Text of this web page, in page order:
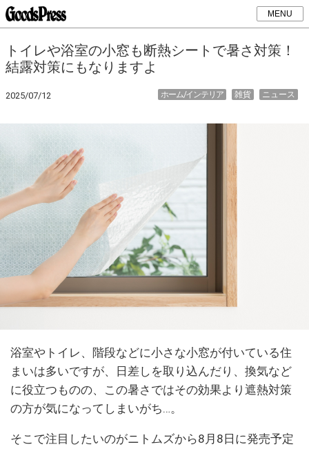
MENU
トイレや浴室の小窓も断熱シートで暑さ対策！
結露対策にもなりますよ
2025/07/12 ニュース
雑貨
ホーム/インテリア
浴室やトイレ、階段などに小さな小窓が付いている住
まいは多いですが、日差しを取り込んだり、換気など
に役立つものの、この暑さではその効果より遮熱対策
の方が気になってしまいがち…。
そこで注目したいのがニトムズから8月8日に発売予定